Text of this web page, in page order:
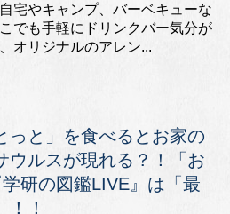
宅やキャンプ、バーベキューな
でも手軽にドリンクバー気分が
オリジナルのアレン...
っと」を食べるとお家の
ウルスが現れる？！「お
研の図鑑LIVE』は「最
！